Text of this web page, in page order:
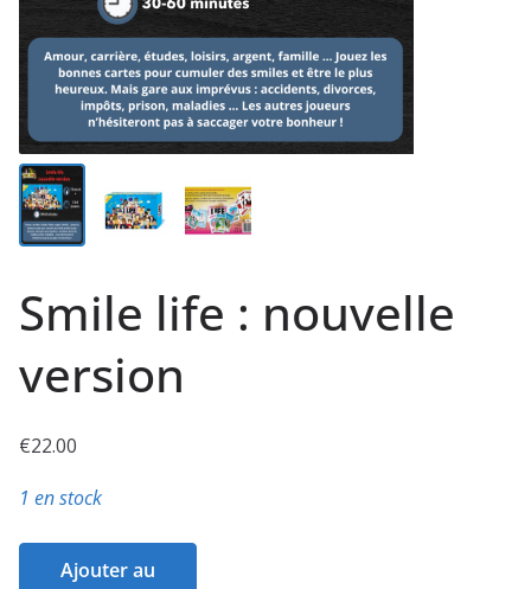
Smile life : nouvelle
version
€22.00
1 en stock
quantitéAjouter au